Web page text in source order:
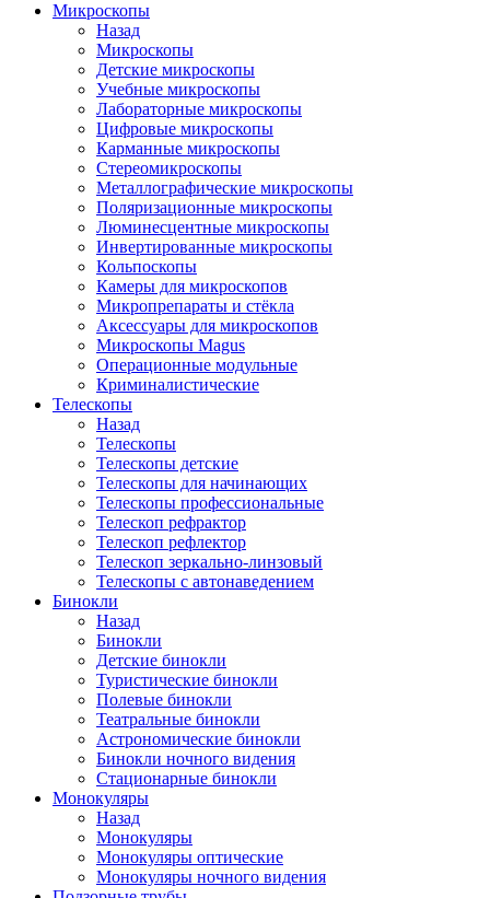
Микроскопы
Назад
Микроскопы
Детские микроскопы
Учебные микроскопы
Лабораторные микроскопы
Цифровые микроскопы
Карманные микроскопы
Стереомикроскопы
Металлографические микроскопы
Поляризационные микроскопы
Люминесцентные микроскопы
Инвертированные микроскопы
Кольпоскопы
Камеры для микроскопов
Микропрепараты и стёкла
Аксессуары для микроскопов
Микроскопы Magus
Операционные модульные
Криминалистические
Телескопы
Назад
Телескопы
Телескопы детские
Телескопы для начинающих
Телескопы профессиональные
Телескоп рефрактор
Телескоп рефлектор
Телескоп зеркально-линзовый
Телескопы с автонаведением
Бинокли
Назад
Бинокли
Детские бинокли
Туристические бинокли
Полевые бинокли
Театральные бинокли
Астрономические бинокли
Бинокли ночного видения
Стационарные бинокли
Монокуляры
Назад
Монокуляры
Монокуляры оптические
Монокуляры ночного видения